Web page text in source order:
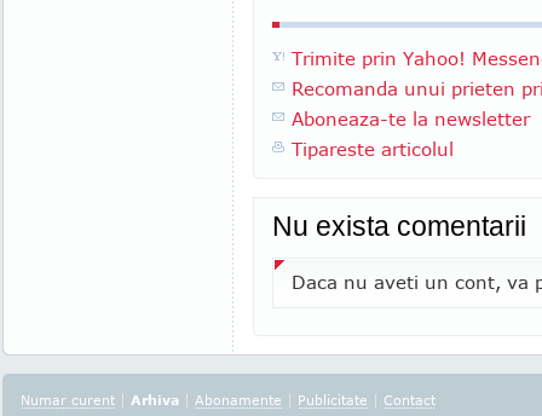
Trimite prin Yahoo!
Recomanda unui prieten
Aboneaza-te la newsletter
Tipareste articolul
Nu exista comentarii
Daca nu aveti un cont, va
Numar curent | Arhiva | Abonamente | Publicitate | Contact